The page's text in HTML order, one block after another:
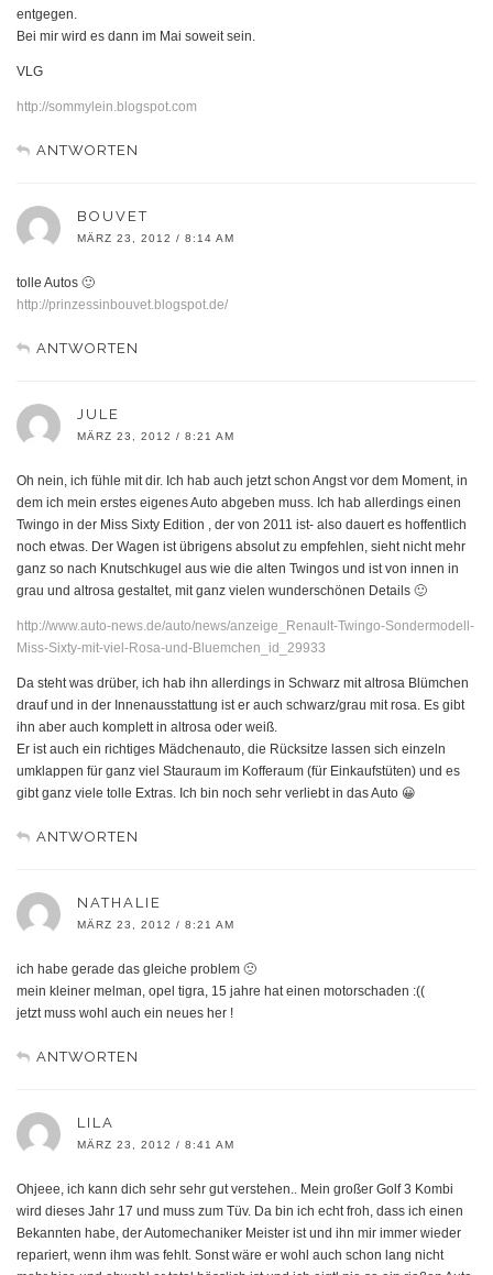
entgegen.
Bei mir wird es dann im Mai soweit sein.
VLG
http://sommylein.blogspot.com
ANTWORTEN
BOUVET
MÄRZ 23, 2012 / 8:14 AM
tolle Autos 🙂
http://prinzessinbouvet.blogspot.de/
ANTWORTEN
JULE
MÄRZ 23, 2012 / 8:21 AM
Oh nein, ich fühle mit dir. Ich hab auch jetzt schon Angst vor dem Moment, in
dem ich mein erstes eigenes Auto abgeben muss. Ich hab allerdings einen
Twingo in der Miss Sixty Edition , der von 2011 ist- also dauert es hoffentlich
noch etwas. Der Wagen ist übrigens absolut zu empfehlen, sieht nicht mehr
ganz so nach Knutschkugel aus wie die alten Twingos und ist von innen in
grau und altrosa gestaltet, mit ganz vielen wunderschönen Details 🙂
http://www.auto-news.de/auto/news/anzeige_Renault-Twingo-Sondermodell-
Miss-Sixty-mit-viel-Rosa-und-Bluemchen_id_29933
Da steht was drüber, ich hab ihn allerdings in Schwarz mit altrosa Blümchen
drauf und in der Innenausstattung ist er auch schwarz/grau mit rosa. Es gibt
ihn aber auch komplett in altrosa oder weiß.
Er ist auch ein richtiges Mädchenauto, die Rücksitze lassen sich einzeln
umklappen für ganz viel Stauraum im Kofferaum (für Einkaufstüten) und es
gibt ganz viele tolle Extras. Ich bin noch sehr verliebt in das Auto 😀
ANTWORTEN
NATHALIE
MÄRZ 23, 2012 / 8:21 AM
ich habe gerade das gleiche problem 🙁
mein kleiner melman, opel tigra, 15 jahre hat einen motorschaden :((
jetzt muss wohl auch ein neues her !
ANTWORTEN
LILA
MÄRZ 23, 2012 / 8:41 AM
Ohjeee, ich kann dich sehr sehr gut verstehen.. Mein großer Golf 3 Kombi
wird dieses Jahr 17 und muss zum Tüv. Da bin ich echt froh, dass ich einen
Bekannten habe, der Automechaniker Meister ist und ihn mir immer wieder
repariert, wenn ihm was fehlt. Sonst wäre er wohl auch schon lang nicht